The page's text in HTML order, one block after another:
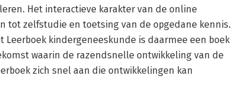
Het interactieve karakter van de online
tot zelfstudie en toetsing van de opgedane kennis.
Leerboek kindergeneeskunde is daarmee een boek
waarin de razendsnelle ontwikkeling van de
zich snel aan die ontwikkelingen kan